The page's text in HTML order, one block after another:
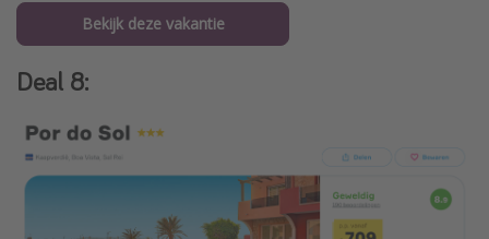
Bekijk deze vakantie
Deal 8: